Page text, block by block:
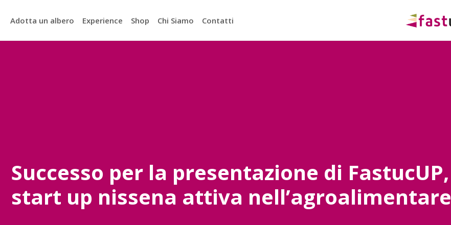
Adotta un albero Experience Shop Chi Siamo Contatti
Successo per la presentazione di FastucUP,
start up nissena attiva nell’agroalimentare